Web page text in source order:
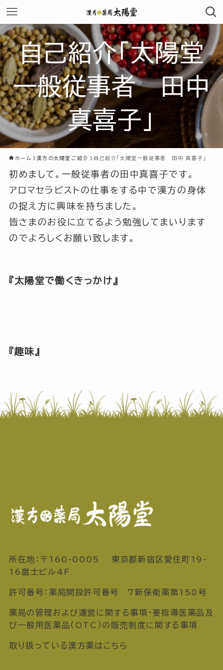
自己紹介「太陽堂
一般従事者 田中
真喜子」
ホーム 漢方の太陽堂ご紹介 自己紹介「太陽堂一般従事者 田中 真喜子」
初めまして。一般従事者の田中真喜子です。
アロマセラピストの仕事をする中で漢方の身体
の捉え方に興味を持ちました。
皆さまのお役に立てるよう勉強してまいります
のでよろしくお願い致します。
『太陽堂で働くきっかけ』
『趣味』
所在地：〒160-0005 東京都新宿区愛住町19-
16富士ビル4F
許可番号：薬局開設許可番号 7新保衛薬第158号
薬局の管理および運営に関する事項・要指導医薬品及
び一般用医薬品（OTC）の販売制度に関する事項
取り扱っている漢方薬はこちら